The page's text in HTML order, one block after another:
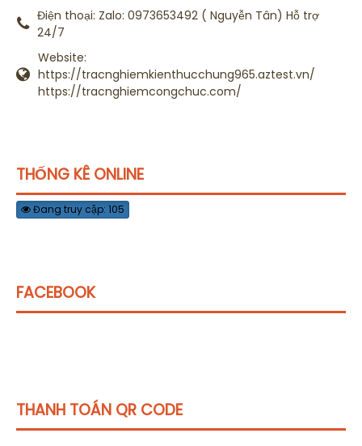
Điện thoại: Zalo: 0973653492 ( Nguyễn Tân) Hỗ trợ
24/7
Website:
https://tracnghiemkienthucchung965.aztest.vn/
https://tracnghiemcongchuc.com/
THỐNG KÊ ONLINE
Đang truy cập: 105
FACEBOOK
THANH TOÁN QR CODE